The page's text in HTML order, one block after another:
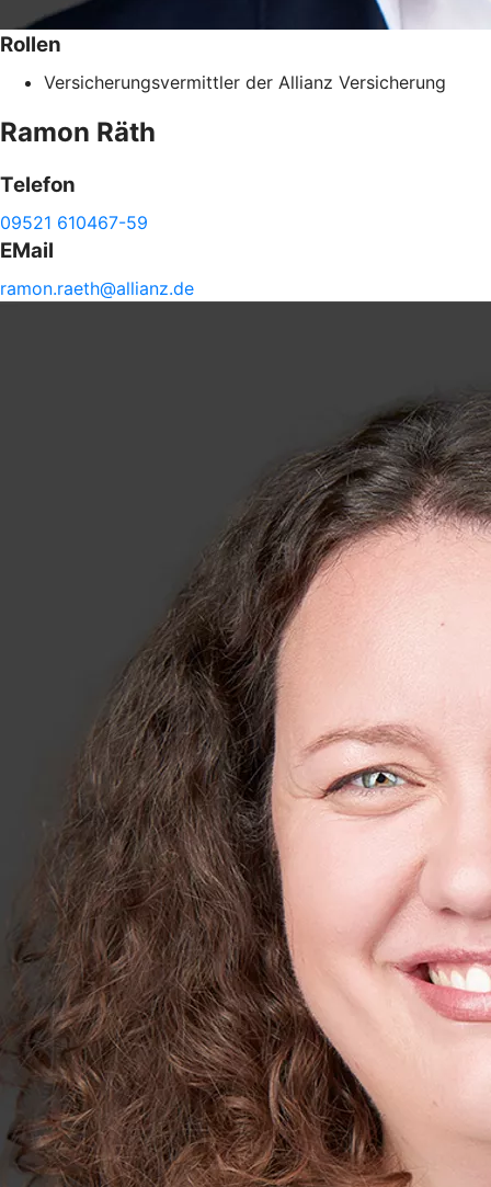
Rollen
Versicherungsvermittler der Allianz Versicherung
Ramon Räth
Telefon
09521 610467-59
EMail
ramon.raeth@allianz.de